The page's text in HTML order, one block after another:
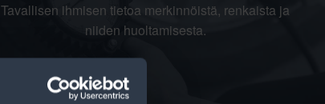
Tavallisen ihmisen tietoa merkinnöistä, renkaista ja
niiden huoltamisesta.